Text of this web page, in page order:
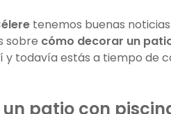
tenemos buenas
sobre cómo decorar un
todavía estás a tiempo de
patio con